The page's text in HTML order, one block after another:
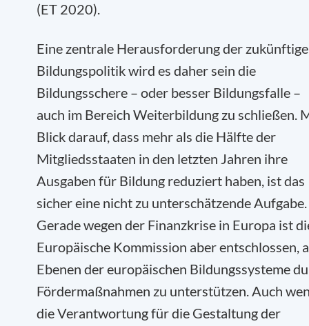
(ET 2020).
Eine zentrale Herausforderung der
Bildungspolitik wird es daher sein die
Bildungsschere – oder besser Bildungsfalle –
auch im Bereich Weiterbildung zu schließen.
Blick darauf, dass mehr als die Hälfte der
Mitgliedsstaaten in den letzten Jahren ihre
Ausgaben für Bildung reduziert haben, ist das
sicher eine nicht zu unterschätzende Aufgabe.
Gerade wegen der Finanzkrise in Europa ist
Europäische Kommission aber entschlossen,
Ebenen der europäischen Bildungssysteme
Fördermaßnahmen zu unterstützen. Auch
die Verantwortung für die Gestaltung der